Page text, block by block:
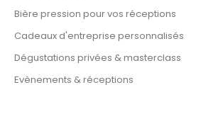
Bière pression pour vos réceptions
Cadeaux d'entreprise personnalisés
Dégustations privées & masterclass
Evènements & réceptions